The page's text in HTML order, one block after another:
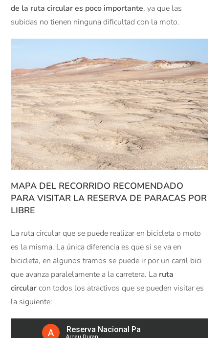
de la ruta circular es poco importante, ya que las
subidas no tienen ninguna dificultad con la moto.
MAPA DEL RECORRIDO RECOMENDADO
PARA VISITAR LA RESERVA DE PARACAS POR
LIBRE
La ruta circular que se puede realizar en bicicleta o moto
es la misma. La única diferencia es que si se va en
bicicleta, en algunos tramos se puede ir por un carril bici
que avanza paralelamente a la carretera. La ruta
circularcon todos los atractivos que se pueden visitar es
la siguiente: